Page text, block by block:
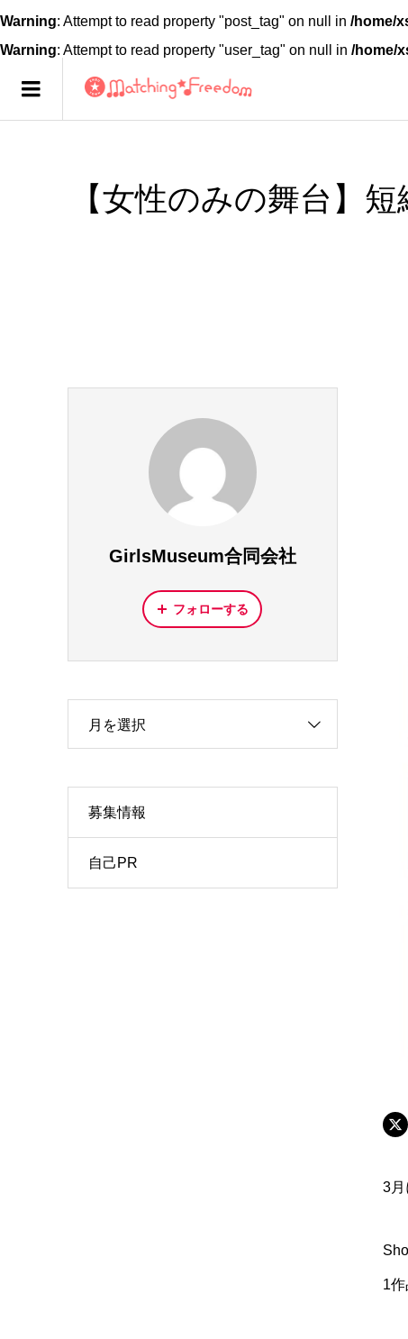
Warning: Attempt to read property "post_tag" on null in /home/
Warning: Attempt to read property "user_tag" on null in /home/
【女性のみの舞台】
3月
1
GirlsMuseum合同会社
フォローする
月を選択
募集情報
自己PR